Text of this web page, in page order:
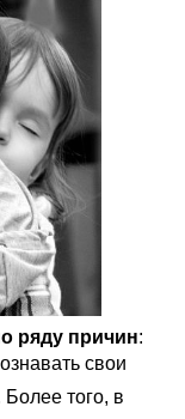
ряду причин:
свои
Более того, в